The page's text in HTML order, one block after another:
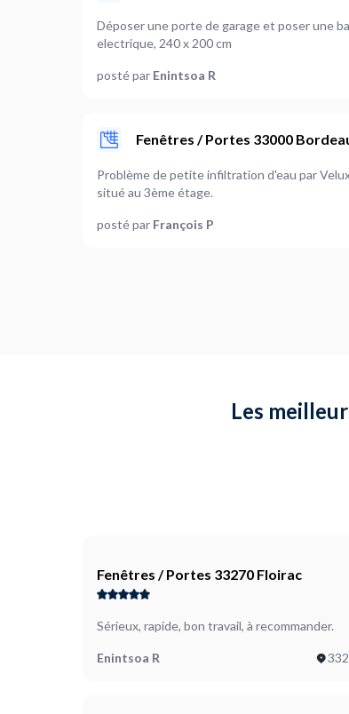
Déposer une porte de garage et poser une
electrique, 240 x 200 cm
posté par Enintsoa R
Fenêtres / Portes 33000
Problème de petite infiltration d'eau par
situé au 3ème étage.
posté par François P
Les
Fenêtres / Portes 33270 Floirac
Sérieux, rapide, bon travail, à recommander.
Enintsoa R